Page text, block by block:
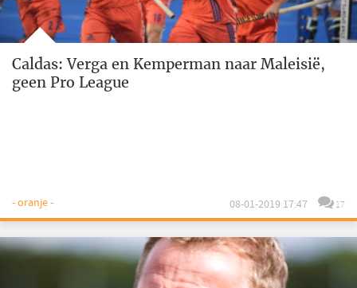
Caldas: Verga en Kemperman naar Maleisië,
geen Pro League
- oranje - 08-01-2019 17:47 17